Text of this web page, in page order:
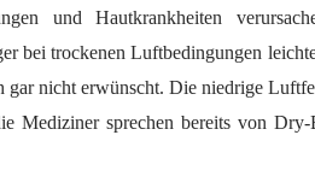
und Hautkrankheiten
bei trockenen Luftbedingungen
gar nicht erwünscht. Die niedrige
Mediziner sprechen bereits von